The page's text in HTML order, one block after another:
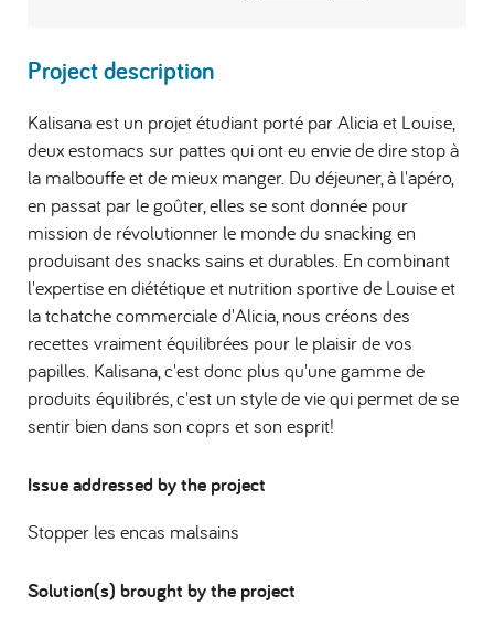
Project description
Kalisana est un projet étudiant porté par Alicia et Louise,
deux estomacs sur pattes qui ont eu envie de dire stop à
la malbouffe et de mieux manger. Du déjeuner, à l'apéro,
en passat par le goûter, elles se sont donnée pour
mission de révolutionner le monde du snacking en
produisant des snacks sains et durables. En combinant
l'expertise en diététique et nutrition sportive de Louise et
la tchatche commerciale d'Alicia, nous créons des
recettes vraiment équilibrées pour le plaisir de vos
papilles. Kalisana, c'est donc plus qu'une gamme de
produits équilibrés, c'est un style de vie qui permet de se
sentir bien dans son coprs et son esprit!
Issue addressed by the project
Stopper les encas malsains
Solution(s) brought by the project